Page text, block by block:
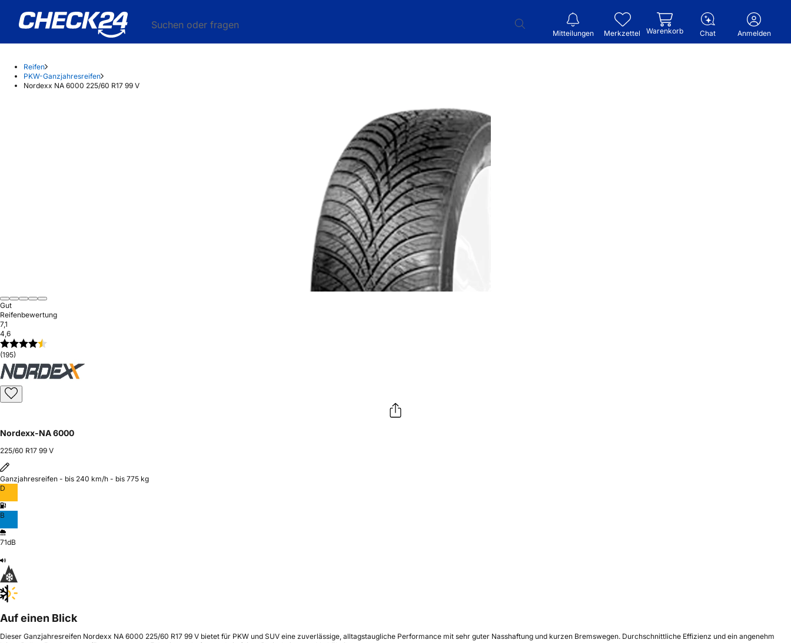
Suchen oder fragen
Mitteilungen Merkzettel Warenkorb Chat Anmelden
Reifen
PKW-Ganzjahresreifen
Nordexx NA 6000 225/60 R17 99 V
Gut
Reifenbewertung
7,1
4,6
(195)
Nordexx-NA 6000
225/60 R17 99 V
Ganzjahresreifen - bis 240 km/h - bis 775 kg
D
B
71dB
Auf einen Blick
Dieser Ganzjahresreifen Nordexx NA 6000 225/60 R17 99 V bietet für PKW und SUV eine zuverlässige, alltagstaugliche Performance mit sehr guter Nasshaftung und kurzen Bremswegen. Durchschnittliche Effizienz und ein angenehm